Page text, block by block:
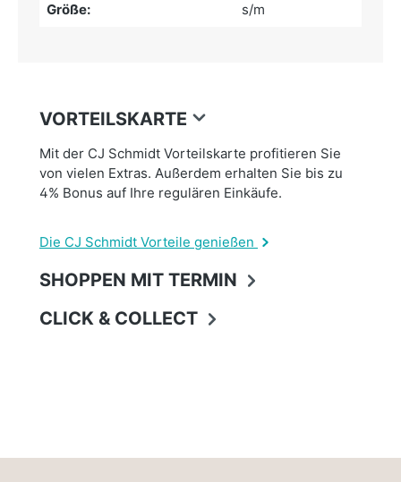
Größe: s/m
VORTEILSKARTE
Mit der CJ Schmidt Vorteilskarte profitieren Sie
von vielen Extras. Außerdem erhalten Sie bis zu
4% Bonus auf Ihre regulären Einkäufe.
Die CJ Schmidt Vorteile genießen
SHOPPEN MIT TERMIN
CLICK & COLLECT